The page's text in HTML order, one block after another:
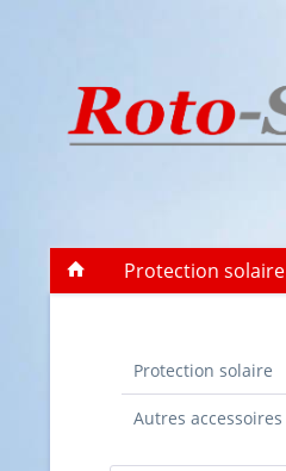
Protection solaire
Protection solaire
Autres accessoires